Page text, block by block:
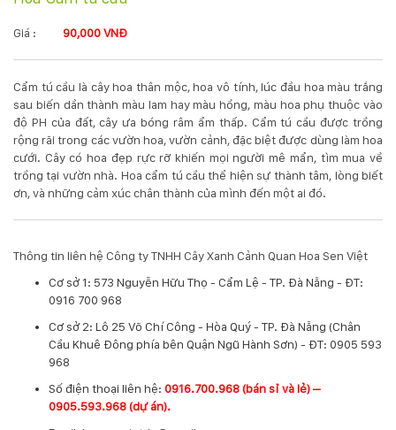
LIÊN
HỆ
0931.914.968
Nguyễn
Giá : 90,000 VNĐ
Cẩm tú cầu là cây hoa thân mộc, hoa vô tính, lúc đầu hoa màu trắng
sau biến dần thành màu lam hay màu hồng, màu hoa phụ thuộc vào
độ PH của đất, cây ưa bóng râm ẩm thấp. Cẩm tú cầu được trồng
rộng rãi trong các vườn hoa, vườn cảnh, đặc biệt được dùng làm hoa
cưới. Cây có hoa đẹp rực rỡ khiến mọi người mê mẩn, tìm mua về
trồng tại vườn nhà. Hoa cẩm tú cầu thể hiện sự thành tâm, lòng biết
ơn, và những cảm xúc chân thành của mình đến một ai đó.
Thông tin liên hệ Công ty TNHH Cây Xanh Cảnh Quan Hoa Sen Việt
Cơ sở 1: 573 Nguyễn Hữu Thọ - Cẩm Lệ - TP. Đà Nẵng - ĐT:
0916 700 968
Cơ sở 2: Lô 25 Võ Chí Công - Hòa Quý - TP. Đà Nẵng (Chân
Cầu Khuê Đông phía bên Quận Ngũ Hành Sơn) - ĐT: 0905 593
968
​Số điện thoại liên hệ: 0916.700.968 (bán sỉ và lẻ) –
0905.593.968 (dự án).